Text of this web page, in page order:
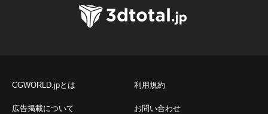
CGWORLD.jpとは 利用規約
広告掲載について お問い合わせ